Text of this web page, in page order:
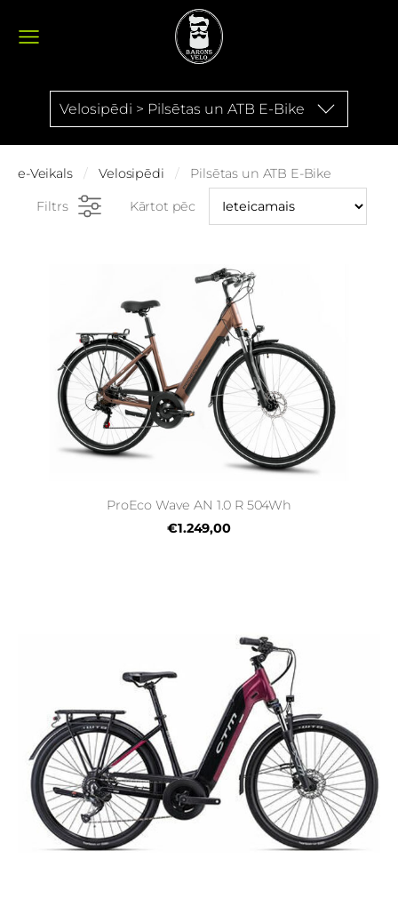
Velosipēdi > Pilsētas un ATB E-Bike
e-Veikals Velosipēdi Pilsētas un ATB E-Bike
Filtrs Kārtot pēc
ProEco Wave AN 1.0 R 504Wh
€1.249,00